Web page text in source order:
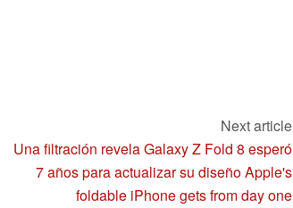
Next article
Una filtración revela Galaxy Z Fold 8 esperó
7 años para actualizar su diseño Apple's
foldable iPhone gets from day one